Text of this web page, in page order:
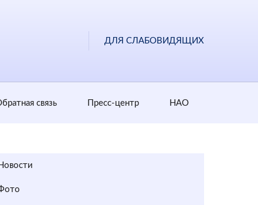
ДЛЯ СЛАБОВИДЯЩИХ
cвязь Пресс-центр НАО